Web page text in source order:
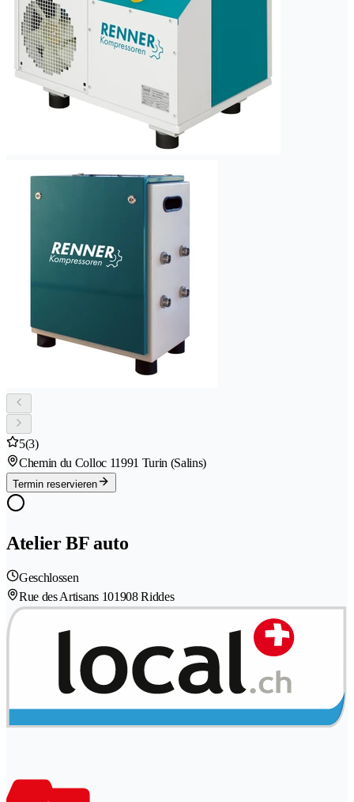
5(3)
Chemin du Colloc 11991 Turin (Salins)
Termin reservieren
Atelier BF auto
Geschlossen
Rue des Artisans 101908 Riddes